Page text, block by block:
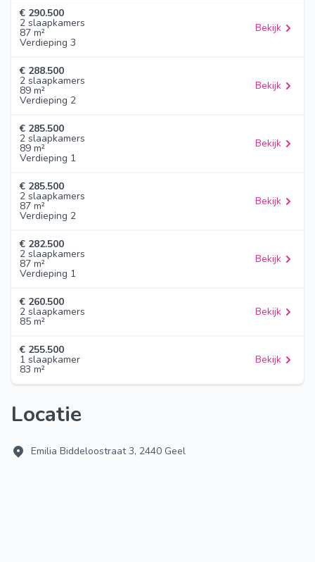
€ 290.500
2 slaapkamers
87 m²
Verdieping 3
Bekijk
€ 288.500
2 slaapkamers
89 m²
Verdieping 2
Bekijk
€ 285.500
2 slaapkamers
89 m²
Verdieping 1
Bekijk
€ 285.500
2 slaapkamers
87 m²
Verdieping 2
Bekijk
€ 282.500
2 slaapkamers
87 m²
Verdieping 1
Bekijk
€ 260.500
2 slaapkamers
85 m²
Bekijk
€ 255.500
1 slaapkamer
83 m²
Bekijk
Locatie
Emilia Biddeloostraat 3, 2440 Geel